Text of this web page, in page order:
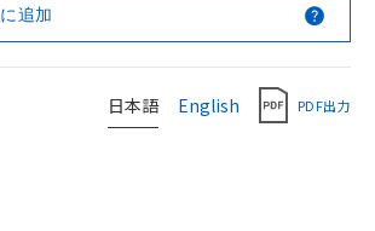
追加
日本語 English PDF出力